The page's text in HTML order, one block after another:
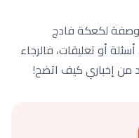
لكعكة فادج
أو تعليقات، فالرجاء
من إخباري كيف اتضح!